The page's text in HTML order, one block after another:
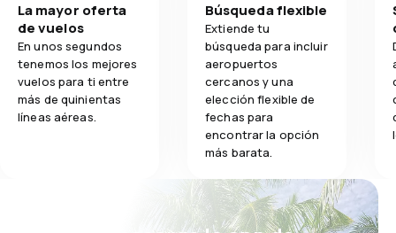
La mayor oferta
de vuelos
En unos segundos
tenemos los mejores
vuelos para ti entre
más de quinientas
líneas aéreas.
Búsqueda flexible
Extiende tu
búsqueda para incluir
aeropuertos
cercanos y una
elección flexible de
fechas para
encontrar la opción
más barata.